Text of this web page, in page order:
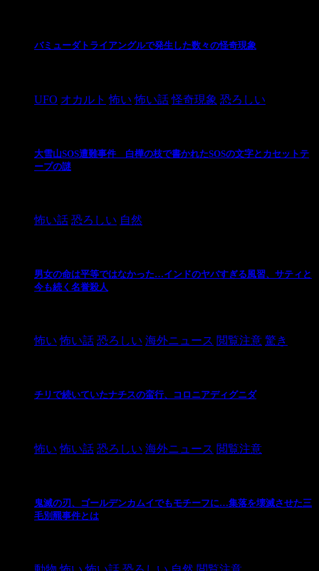
バミューダトライアングルで発生した数々の怪奇現象
UFO オカルト 怖い 怖い話 怪奇現象 恐ろしい
大雪山SOS遭難事件 白樺の枝で書かれたSOSの文字とカセットテ
ープの謎
怖い話 恐ろしい 自然
男女の命は平等ではなかった…インドのヤバすぎる風習、サティと
今も続く名誉殺人
怖い 怖い話 恐ろしい 海外ニュース 閲覧注意 驚き
チリで続いていたナチスの蛮行、コロニアディグニダ
怖い 怖い話 恐ろしい 海外ニュース 閲覧注意
鬼滅の刃、ゴールデンカムイでもモチーフに…集落を壊滅させた三
毛別羆事件とは